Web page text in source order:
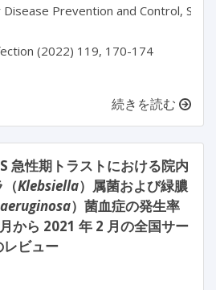
Prevention and Control,
(2022) 119, 170-174
続きを読む
急性期トラストにおける院内
Klebsiella）属菌および緑膿
）菌血症の発生率
から 2021 年 2 月の全国サー
ビュー